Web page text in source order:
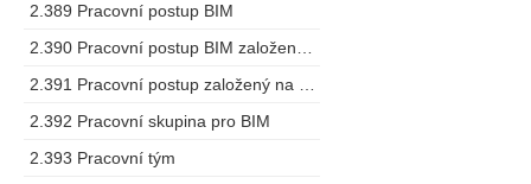
2.389 Pracovní postup BIM
2.392 Pracovní skupina pro BIM
2.393 Pracovní tým